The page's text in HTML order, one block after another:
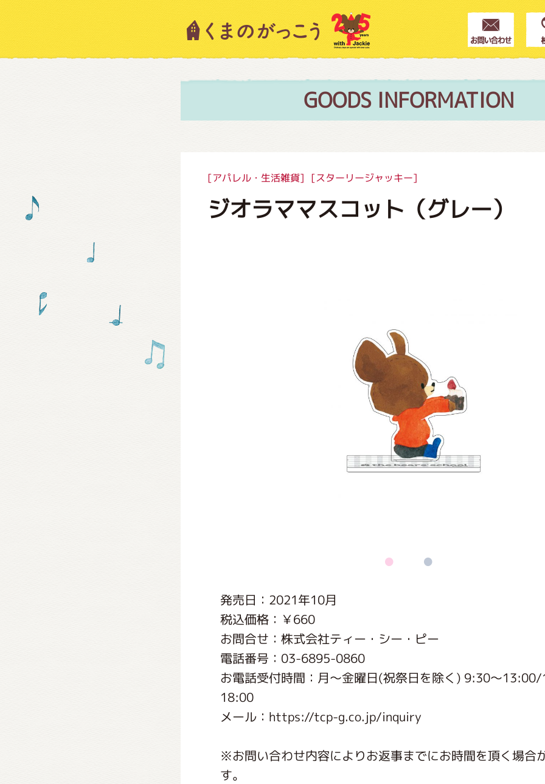
GOODS INFORMATION
[アパレル・生活雑貨] [スターリージャッキー]
ジオラママスコット（グレー）
発売日：2021年10月
税込価格：￥660
お問合せ：株式会社ティー・シー・ピー
電話番号：03-6895-0860
お電話受付時間：月〜金曜日(祝祭日を除く) 9:30～
18:00
メール：https://tcp-g.co.jp/inquiry
※お問い合わせ内容によりお返事までにお時間を頂く場合
す。
キャラクター紹介
絵本・作家紹介
ミュージカル・コンサート
おたのしみコンテンツ(クイズ・AR・診断・占
くまのがっこう 家庭科部